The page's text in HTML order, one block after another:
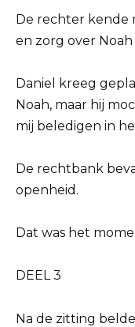
De rechter kende
en zorg over
Daniel kreeg
Noah, maar hij
mij beledigen in
De rechtbank
openheid.
Dat was het
DEEL 3
Na de zitting